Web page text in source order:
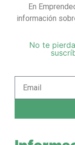
En
información
No te